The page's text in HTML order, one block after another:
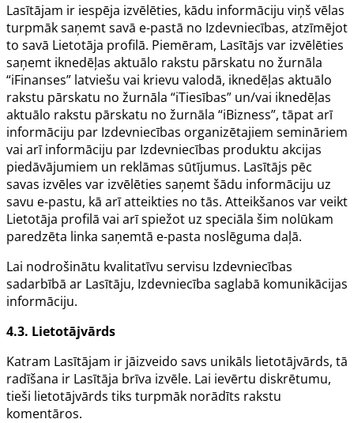
Lasītājam ir iespēja izvēlēties, kādu informāciju viņš vēlas
turpmāk saņemt savā e-pastā no Izdevniecības, atzīmējot
to savā Lietotāja profilā. Piemēram, Lasītājs var izvēlēties
saņemt iknedēļas aktuālo rakstu pārskatu no žurnāla
“iFinanses” latviešu vai krievu valodā, iknedēļas aktuālo
rakstu pārskatu no žurnāla “iTiesības” un/vai iknedēļas
aktuālo rakstu pārskatu no žurnāla “iBizness”, tāpat arī
informāciju par Izdevniecības organizētajiem semināriem
vai arī informāciju par Izdevniecības produktu akcijas
piedāvājumiem un reklāmas sūtījumus. Lasītājs pēc
savas izvēles var izvēlēties saņemt šādu informāciju uz
savu e-pastu, kā arī atteikties no tās. Atteikšanos var veikt
Lietotāja profilā vai arī spiežot uz speciāla šim nolūkam
paredzēta linka saņemtā e-pasta noslēguma daļā.
Lai nodrošinātu kvalitatīvu servisu Izdevniecības
sadarbībā ar Lasītāju, Izdevniecība saglabā komunikācijas
informāciju.
4.3. Lietotājvārds
Katram Lasītājam ir jāizveido savs unikāls lietotājvārds, tā
radīšana ir Lasītāja brīva izvēle. Lai ievērtu diskrētumu,
tieši lietotājvārds tiks turpmāk norādīts rakstu
komentāros.